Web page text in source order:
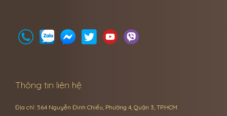
Thông tin liên hệ
Địa chỉ: 564 Nguyễn Đình Chiểu, Phường 4, Quận 3, TP.HCM